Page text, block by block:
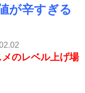
が辛すぎる
のレベル上げ場